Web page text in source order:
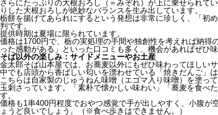
さらにたっぷりの大根おろし（＝みぞれ）が上に乗せられて
りした大根おろしが絶妙なバランスを生み出しています。
栃餅を揚げてあられにするという発想は非常に珍しく、「初
判です。
提供時期は夏場に限られています。
価格は1700円で、栃の実処理の手間や独創性を考えれば納得
った感動がある」といった口コミも多く、機会があればぜひ
そば以外の楽しみ：サイドメニューやお土産
金太郎そば山本屋では、お蕎麦以外にもぜひ味わってほしい
中でも店頭から香ばしい匂いを漂わせている「焼きだんご」
こちらは自家製のじゅうねん味噌（エゴマ入り味噌）を塗っ
玉刺さっています。「素朴で懐かしい味わい」「蕎麦を食べ
す。
価格も1串400円程度でおやつ感覚で手が出しやすく、小腹が
ょうど良いでしょう。（※食べ歩きはできません。）